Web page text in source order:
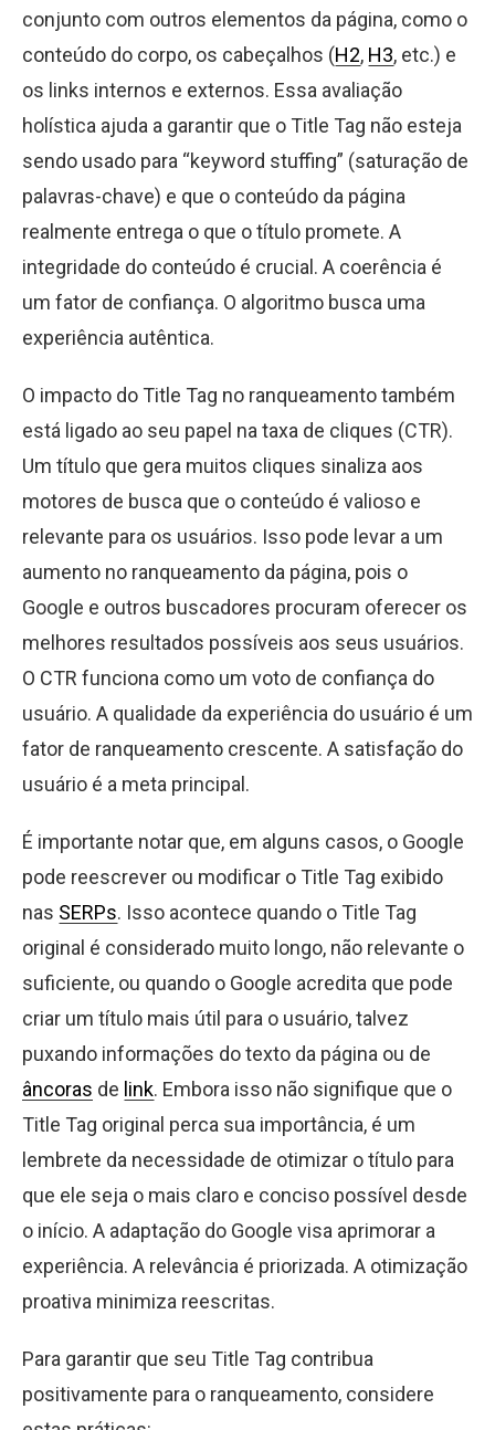
conjunto com outros elementos da página, como o
conteúdo do corpo, os cabeçalhos (H2, H3, etc.) e
os links internos e externos. Essa avaliação
holística ajuda a garantir que o Title Tag não esteja
sendo usado para “keyword stuffing” (saturação de
palavras-chave) e que o conteúdo da página
realmente entrega o que o título promete. A
integridade do conteúdo é crucial. A coerência é
um fator de confiança. O algoritmo busca uma
experiência autêntica.
O impacto do Title Tag no ranqueamento também
está ligado ao seu papel na taxa de cliques (CTR).
Um título que gera muitos cliques sinaliza aos
motores de busca que o conteúdo é valioso e
relevante para os usuários. Isso pode levar a um
aumento no ranqueamento da página, pois o
Google e outros buscadores procuram oferecer os
melhores resultados possíveis aos seus usuários.
O CTR funciona como um voto de confiança do
usuário. A qualidade da experiência do usuário é um
fator de ranqueamento crescente. A satisfação do
usuário é a meta principal.
É importante notar que, em alguns casos, o Google
pode reescrever ou modificar o Title Tag exibido
nas SERPs. Isso acontece quando o Title Tag
original é considerado muito longo, não relevante o
suficiente, ou quando o Google acredita que pode
criar um título mais útil para o usuário, talvez
puxando informações do texto da página ou de
âncoras de link. Embora isso não signifique que o
Title Tag original perca sua importância, é um
lembrete da necessidade de otimizar o título para
que ele seja o mais claro e conciso possível desde
o início. A adaptação do Google visa aprimorar a
experiência. A relevância é priorizada. A otimização
proativa minimiza reescritas.
Para garantir que seu Title Tag contribua
positivamente para o ranqueamento, considere